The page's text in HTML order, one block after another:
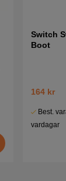
Switch
Boot
164 kr
Best.
vardagar